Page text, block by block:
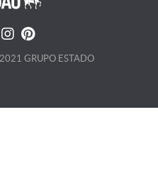
GRUPO ESTADO